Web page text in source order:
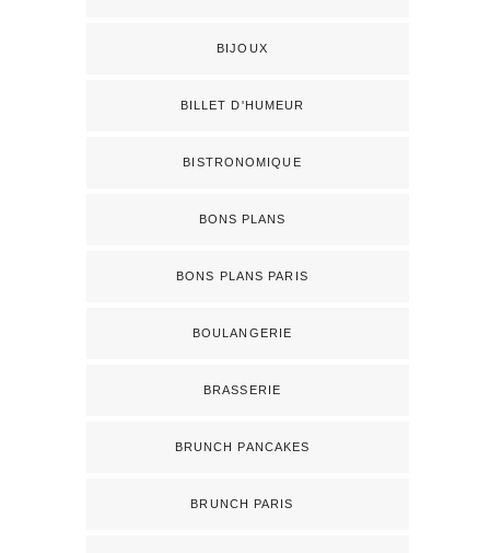
BIJOUX
BILLET D'HUMEUR
BISTRONOMIQUE
BONS PLANS
BONS PLANS PARIS
BOULANGERIE
BRASSERIE
BRUNCH PANCAKES
BRUNCH PARIS